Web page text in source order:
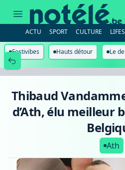
Vandamme,
élève
d’Ath,
élu
meilleur
barista
junior
Belgique
ACTU SPORT CULTURE
Festivibes Hauts détour Le
Thibaud
d’Ath, élu meilleur
Ath